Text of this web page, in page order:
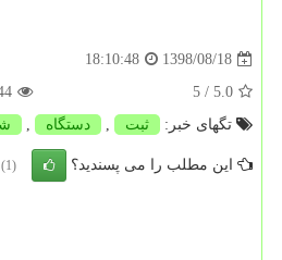
1398/08/18
18:10:48
5.0
/ 5
تگهای خبر:
ثبت , دستگاه ,
این مطلب را می پسندید؟ (1)